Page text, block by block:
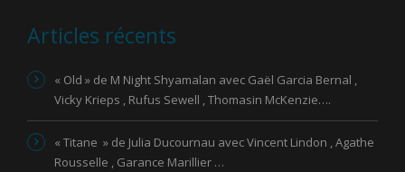
Articles récents
« Old » de M Night Shyamalan avec Gaël Garcia Bernal ,
Vicky Krieps , Rufus Sewell , Thomasin McKenzie….
« Titane » de Julia Ducournau avec Vincent Lindon , Agathe
Rousselle , Garance Marillier …